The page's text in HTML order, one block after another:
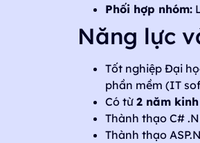
Phối hợp nhóm:
Năng lực
Tốt nghiệp Đại
phần mềm (IT
Có từ 2 năm
Thành thạo C#
Thành thạo